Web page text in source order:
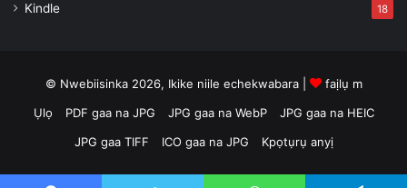
Kindle 18
© Nwebiisinka 2026, Ikike niile echekwabara |
faịlụ m
Ụlọ
PDF gaa na JPG JPG gaa na WebP
JPG gaa na HEIC
JPG gaa TIFF
ICO gaa na JPG Kpọtụrụ anyị